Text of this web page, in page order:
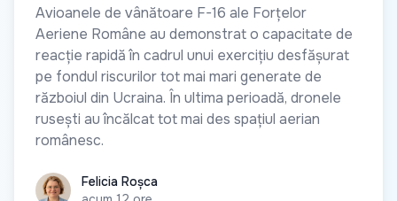
Avioanele de vânătoare F-16 ale Forțelor
Aeriene Române au demonstrat o capacitate de
reacție rapidă în cadrul unui exercițiu desfășurat
pe fondul riscurilor tot mai mari generate de
războiul din Ucraina. În ultima perioadă, dronele
rusești au încălcat tot mai des spațiul aerian
românesc.
Felicia RoșcaFelicia Roșca